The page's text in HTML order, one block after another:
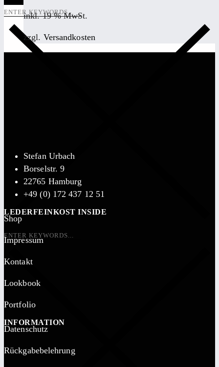
inkl. 19 % MwSt.
zzgl. Versandkosten
Stefan Urbach
Borselstr. 9
22765 Hamburg
+49 (0) 172 437 12 51
LEDERFEINKOST INSIDE
Shop
Impressum
Kontakt
Lookbook
Portfolio
INFORMATION
Datenschutz
Rückgabebelehrung